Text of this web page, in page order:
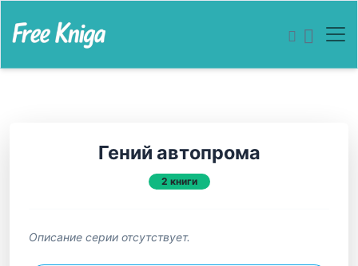
Гений автопрома
2 книги
Описание серии отсутствует.